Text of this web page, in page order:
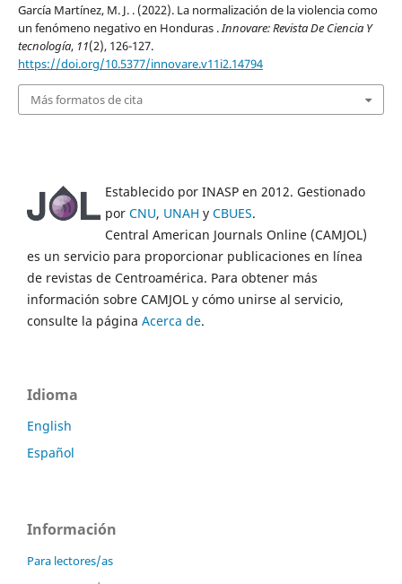
García Martínez, M. J. . (2022). La normalización de la violencia como
un fenómeno negativo en Honduras .Innovare: Revista De Ciencia Y
tecnología, 11(2), 126-127.
https://doi.org/10.5377/innovare.v11i2.14794
Más formatos de cita
Establecido por INASP en 2012. Gestionado
por CNU, UNAH y CBUES.
Central American Journals Online (CAMJOL)
es un servicio para proporcionar publicaciones en línea
de revistas de Centroamérica. Para obtener más
información sobre CAMJOL y cómo unirse al servicio,
consulte la página Acerca de.
Idioma
English
Español
Información
Para lectores/as